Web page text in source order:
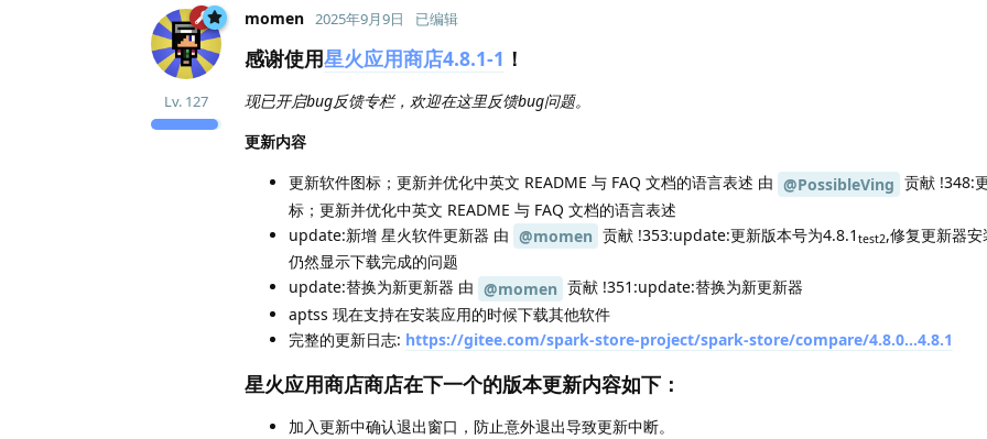
momen
Lv. 127
2025年9月9日 已编辑
感谢使用星火应用商店4.8.1-1 ！
现已开启bug反馈专栏，欢迎在这里反馈bug问题。
更新内容
更新软件图标；更新并优化中英文 README 与 FAQ 文档的语言表述 由 @PossibleVing 贡献 !348:
标；更新并优化中英文 README 与 FAQ 文档的语言表述
update:新增 星火软件更新器 由 @momen 贡献 !353:update:更新版本号为4.8.1 test2,修复更新器
仍然显示下载完成的问题
update:替换为新更新器 由 @momen 贡献 !351:update:替换为新更新器
aptss 现在支持在安装应用的时候下载其他软件
完整的更新日志: https://gitee.com/spark-store-project/spark-store/compare/4.8.0...4.8.1
星火应用商店商店在下一个的版本更新内容如下：
加入更新中确认退出窗口，防止意外退出导致更新中断。